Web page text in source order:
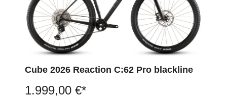
Cube 2026 Reaction C:62 Pro blackline
1.999,00 €*